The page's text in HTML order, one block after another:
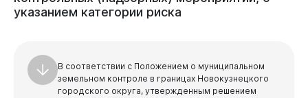
указанием категории риска
В соответствии с Положением о муниципальном
земельном контроле в границах Новокузнецкого
городского округа, утвержденным решением